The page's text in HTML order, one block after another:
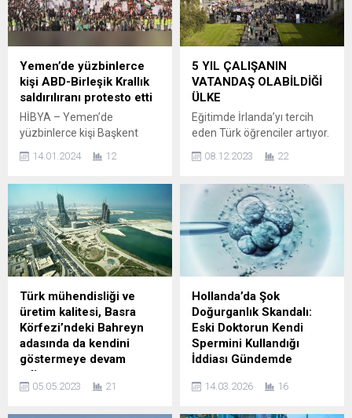
Yemen’de yüzbinlerce
kişi ABD-Birleşik Krallık
saldırılıranı protesto etti
HİBYA – Yemen’de
yüzbinlerce kişi Başkent
düzenleyerek, ülkedeki Husi
Birleşik Krallık ortak
misilleme hava saldırılarını
protesto ettiler. ABD ve
Birleşik Krallık, Cuma günü
erken saatlerde Sanaa ve
grubun kontrolü altındaki
diğer vilayetlerdeki Husi
hedeflerine bir dizi saldırı
düzenledi. İki ülkeden
yapılan açıklamalarda
saldırıların, Husiler’in...
14.01.2024 12
5 YIL ÇALIŞANIN
VATANDAŞ OLABİLDİĞİ
ÜLKE
Eğitimde İrlanda’yı tercih
eden Türk öğrenciler artıyor.
yüksek lisans eğitimi için
artıyor. Türk öğrencilerin de
gözdesi olan İrlanda, ICEF
(International Consultants
for Education and Fairs)
verilerine göre 2022 yılında
İngilizce dil eğitimi için en
çok tercih edilen 4. ülke
konumuna yükseldi. 2022
yılında 3600 Türk öğrenci
İrlanda’da eğitim...
08.12.2023 22
Türk mühendisliği ve
üretim kalitesi, Basra
Körfezi’ndeki Bahreyn
adasında da kendini
göstermeye devam
ediyor
Bahreyn pazarının lideri
05.05.2023 21
Hollanda’da Şok
Doğurganlık Skandalı:
Eski Doktorun Kendi
Spermini Kullandığı
İddiası Gündemde
çıkan yeni bir gelişme,
14.03.2026 16